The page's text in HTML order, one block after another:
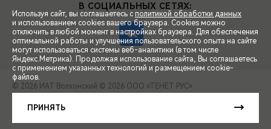
СПЕЦПРЕДЛОЖЕНИЯ
ЗАПИСЬ НА ТЕСТ-ДРАЙВ
В СОЦИАЛЬНЫХ СЕТЯХ:
© 2026 ИАТ Волхонский © 2026 ООО «ТЕНЕТ РУС»
Сделано в ПЕРКС
Используя сайт, вы соглашаетесь с политикой обработки данных
и использованием cookies вашего браузера. Cookies можно
отключить в любой момент в настройках браузера. Для обеспечения
оптимальной работы и улучшения пользовательского опыта на сайте
могут использоваться системы веб-аналитики (в том числе
Яндекс.Метрика). Продолжая использование сайта, Вы соглашаетесь
с применением указанных технологий и размещением cookie-
файлов.
ПРИНЯТЬ